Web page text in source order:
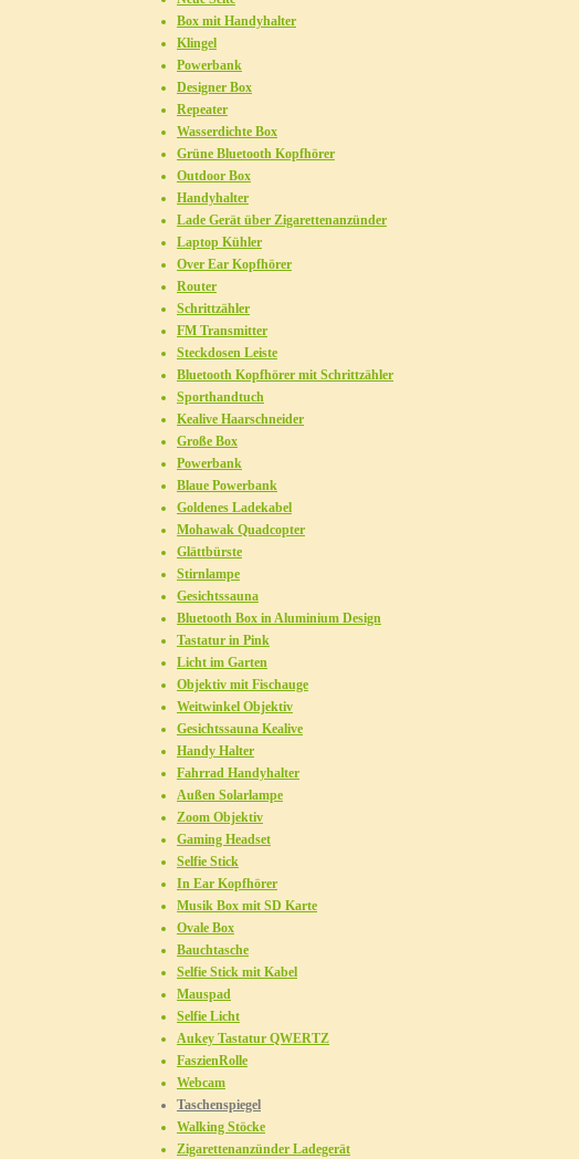
Box mit Handyhalter
Klingel
Powerbank
Designer Box
Repeater
Wasserdichte Box
Grüne Bluetooth Kopfhörer
Outdoor Box
Handyhalter
Lade Gerät über Zigarettenanzünder
Laptop Kühler
Over Ear Kopfhörer
Router
Schrittzähler
FM Transmitter
Steckdosen Leiste
Bluetooth Kopfhörer mit Schrittzähler
Sporthandtuch
Kealive Haarschneider
Große Box
Powerbank
Blaue Powerbank
Goldenes Ladekabel
Mohawak Quadcopter
Glättbürste
Stirnlampe
Gesichtssauna
Bluetooth Box in Aluminium Design
Tastatur in Pink
Licht im Garten
Objektiv mit Fischauge
Weitwinkel Objektiv
Gesichtssauna Kealive
Handy Halter
Fahrrad Handyhalter
Außen Solarlampe
Zoom Objektiv
Gaming Headset
Selfie Stick
In Ear Kopfhörer
Musik Box mit SD Karte
Ovale Box
Bauchtasche
Selfie Stick mit Kabel
Mauspad
Selfie Licht
Aukey Tastatur QWERTZ
FaszienRolle
Webcam
Taschenspiegel
Walking Stöcke
Zigarettenanzünder Ladegerät